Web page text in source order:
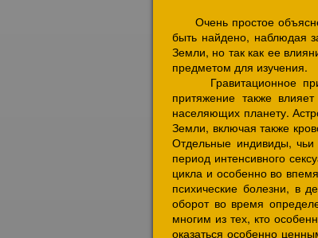
Очень простое
быть найдено, наблюдая
Земли, но так как ее
предметом для изучения.
Гравитационное
притяжение также
населяющих планету.
Земли, включая также
Отдельные индивиды,
период интенсивного
цикла и особенно во
психические болезни, в
оборот во время
многим из тех, кто
оказаться особенно